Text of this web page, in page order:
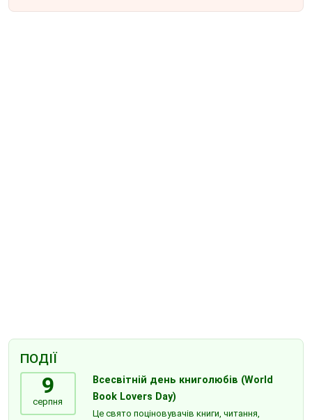
ПОДІЇ
9
серпня
Всесвітній день книголюбів (World
Book Lovers Day)
Це свято поціновувачів книги, читання,